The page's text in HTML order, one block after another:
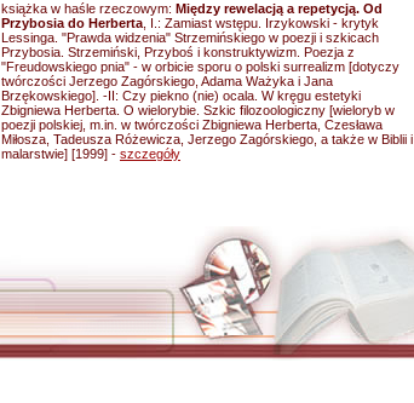
książka w haśle rzeczowym: Między rewelacją a repetycją. Od
Przybosia do Herberta , I.: Zamiast wstępu. Irzykowski - krytyk
Lessinga. "Prawda widzenia" Strzemińskiego w poezji i szkicach
Przybosia. Strzemiński, Przyboś i konstruktywizm. Poezja z
"Freudowskiego pnia" - w orbicie sporu o polski surrealizm [dotyczy
twórczości Jerzego Zagórskiego, Adama Ważyka i Jana
Brzękowskiego]. -II: Czy piekno (nie) ocala. W kręgu estetyki
Zbigniewa Herberta. O wielorybie. Szkic filozoologiczny [wieloryb w
poezji polskiej, m.in. w twórczości Zbigniewa Herberta, Czesława
Miłosza, Tadeusza Różewicza, Jerzego Zagórskiego, a także w Biblii i
malarstwie] [1999] - szczegóły